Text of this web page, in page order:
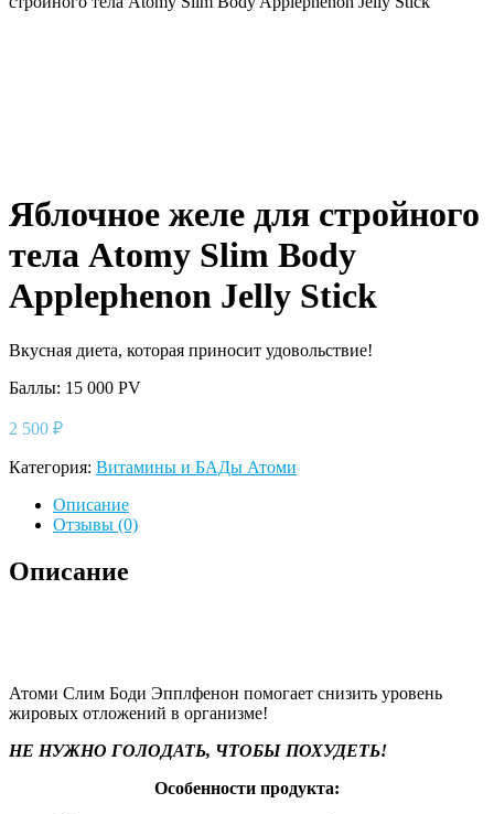
Яблочное желе для стройного
тела Atomy Slim Body
Applephenon Jelly Stick
Вкусная диета, которая приносит удовольствие!
Баллы: 15 000 PV
2 500 ₽
Категория: Витамины и БАДы Атоми
Описание
Отзывы (0)
Описание
Атоми Слим Боди Эпплфенон помогает снизить уровень
жировых отложений в организме!
НЕ НУЖНО ГОЛОДАТЬ, ЧТОБЫ ПОХУДЕТЬ!
Особенности продукта: